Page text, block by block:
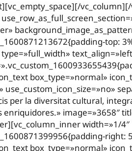
top:
box_type=»normal»
use_custom_icon_size=»no»
per la diversitat cultural,
enriquidores.» image=»3658″
width=»1/4″
box_type=»normal»